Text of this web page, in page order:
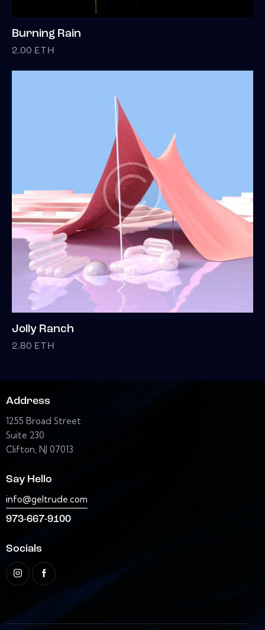
Burning Rain
2.00 ETH
Jolly Ranch
2.80 ETH
Address
1255 Broad Street
Suite 230
Clifton, NJ 07013
Say Hello
info@geltrude.com
973-667-9100
Socials